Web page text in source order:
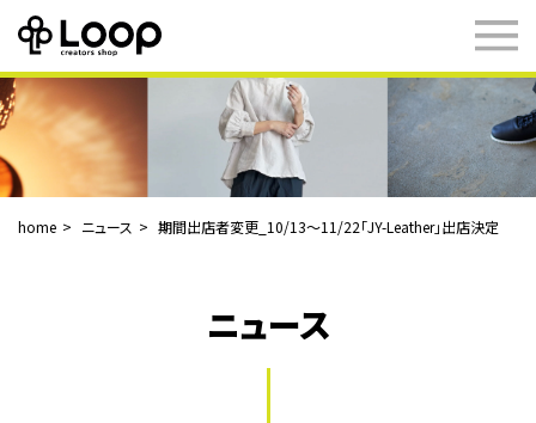
home ニュース 期間出店者変更_10/13〜11/22「JY-Leather」出店決定
ニュース